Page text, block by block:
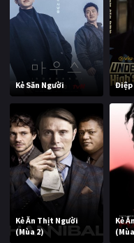
Kẻ Săn Người Điệp
Kẻ Ăn Thịt Người
(Mùa 2)
Kẻ